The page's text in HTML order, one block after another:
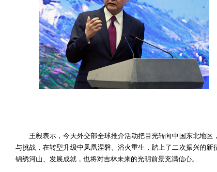
王毅表示，今天外交部全球推介活动把目光转向中国东北地区
与挑战，在转型升级中凤凰涅磐、浴火重生，踏上了二次振兴的
锦绣河山、发展成就，也将对吉林未来的光明前景充满信心。